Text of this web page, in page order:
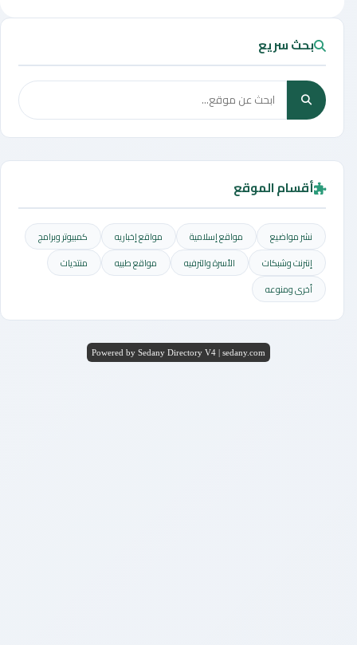
بحث سريع
أقسام الموقع
نشر مواضيع مواقع إسلامية مواقع إخباريه
كمبيوتر وبرامج
إنترنت وشبكات
الأسرة والترفيه مواقع طبيه
منتديات
أخرى ومنوعه
Powered by Sedany Directory V4 | sedany.com